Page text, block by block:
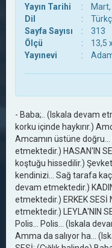
Yayın Tarihi
:
Mart,
Dil
:
Sayfa Sayısı
:
313
Ölçü
:
13,5
Yayınevi
:
- Baba;.. (Iskala devam
korku içinde haykırır.)
Amcamın üstüne
etmektedir.) HASAN'IN
koştuğu hissedilir.)
kendinizi... Sağ tarafa
devam etmektedir.)
etmektedir.) ERKEK SESİ
etmektedir.) LEYLA'NIN
Polis... Polis... (Iskala
Amma da salıyor ha...